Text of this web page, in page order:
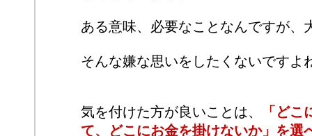
ある意味、必要なことなんですが、
そんな嫌な思いをしたくないですよ
気を付けた方が良いことは、
「ど
て、どこにお金を掛けないか」を選